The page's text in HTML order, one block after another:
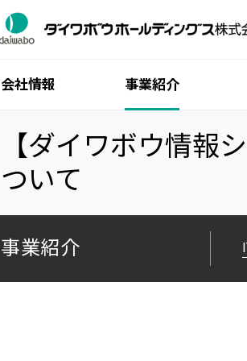
【ダイワボウ情報
ついて
事業紹介
ご挨拶
グループ理念体系
沿革
統合報告書
会社情報
ITインフラ流通事業
産業機械事業
事業紹介
個人株主・投資家の皆様へ
中期経営計画
株式情報
IRカレンダー
グループ一覧
ダイワボウ情報システム株式会社
サステナビリティトップ
トップメッセージ
「社会・産業」の創造と革新を支える
「環境」との共生を支える
「人」を大事にする